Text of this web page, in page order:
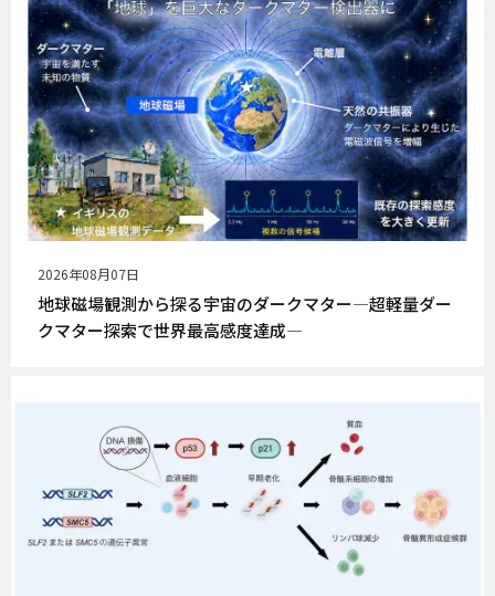
公
開
日
2026年08月07日
地球磁場観測から探る宇宙のダークマター―超軽量ダー
クマター探索で世界最高感度達成―